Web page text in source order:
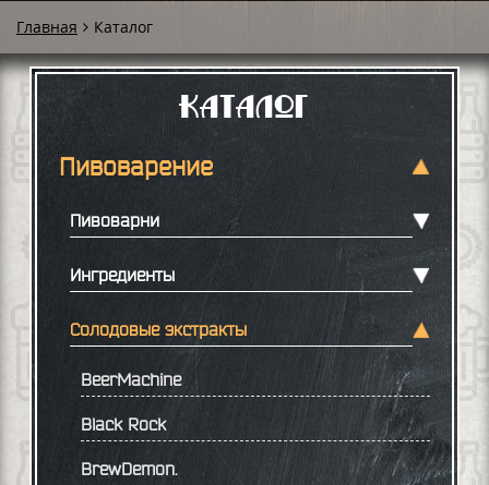
Главная Каталог
Каталог
Пивоварение
Пивоварни
Ингредиенты
Солодовые экстракты
BeerMachine
Black Rock
BrewDemon.